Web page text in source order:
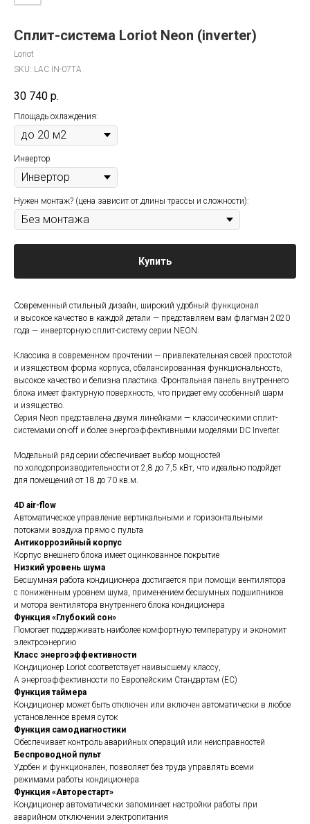
Сплит-система Loriot Neon (inverter)
Loriot
SKU: LAC IN-07TA
30 740 р.
Площадь охлаждения:
Инвертор
Нужен монтаж? (цена зависит от длины трассы и сложности):
Купить
Современный стильный дизайн, широкий удобный функционал
и высокое качество в каждой детали — представляем вам флагман 2020
года — инверторную сплит-систему серии NEON.
Классика в современном прочтении — привлекательная своей простотой
и изяществом форма корпуса, сбалансированная функциональность,
высокое качество и белизна пластика. Фронтальная панель внутреннего
блока имеет фактурную поверхность, что придает ему особенный шарм
и изящество.
Серия Neon представлена двумя линейками — классическими сплит-
системами on-off и более энергоэффективными моделями DC Inverter.
Модельный ряд серии обеспечивает выбор мощностей
по холодопроизводительности от 2,8 до 7,5 кВт, что идеально подойдет
для помещений от 18 до 70 кв.м.
4D air-flow
Автоматическое управление вертикальными и горизонтальными
потоками воздуха прямо с пульта
Антикоррозийный корпус
Корпус внешнего блока имеет оцинкованное покрытие
Низкий уровень шума
Бесшумная работа кондиционера достигается при помощи вентилятора
с пониженным уровнем шума, применением бесшумных подшипников
и мотора вентилятора внутреннего блока кондиционера
Функция «Глубокий сон»
Помогает поддерживать наиболее комфортную температуру и экономит
электроэнергию
Класс энергоэффективности
Кондиционер Loriot соответствует наивысшему классу,
А энергоэффективности по Европейским Стандартам (ЕС)
Функция таймера
Кондиционер может быть отключен или включен автоматически в любое
установленное время суток
Функция самодиагностики
Обеспечивает контроль аварийных операций или неисправностей
Беспроводной пульт
Удобен и функционален, позволяет без труда управлять всеми
режимами работы кондиционера
Функция «Авторестарт»
Кондиционер автоматически запоминает настройки работы при
аварийном отключении электропитания